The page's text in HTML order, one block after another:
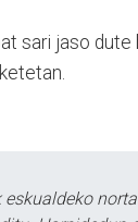
sari jaso dute
eskualdeko